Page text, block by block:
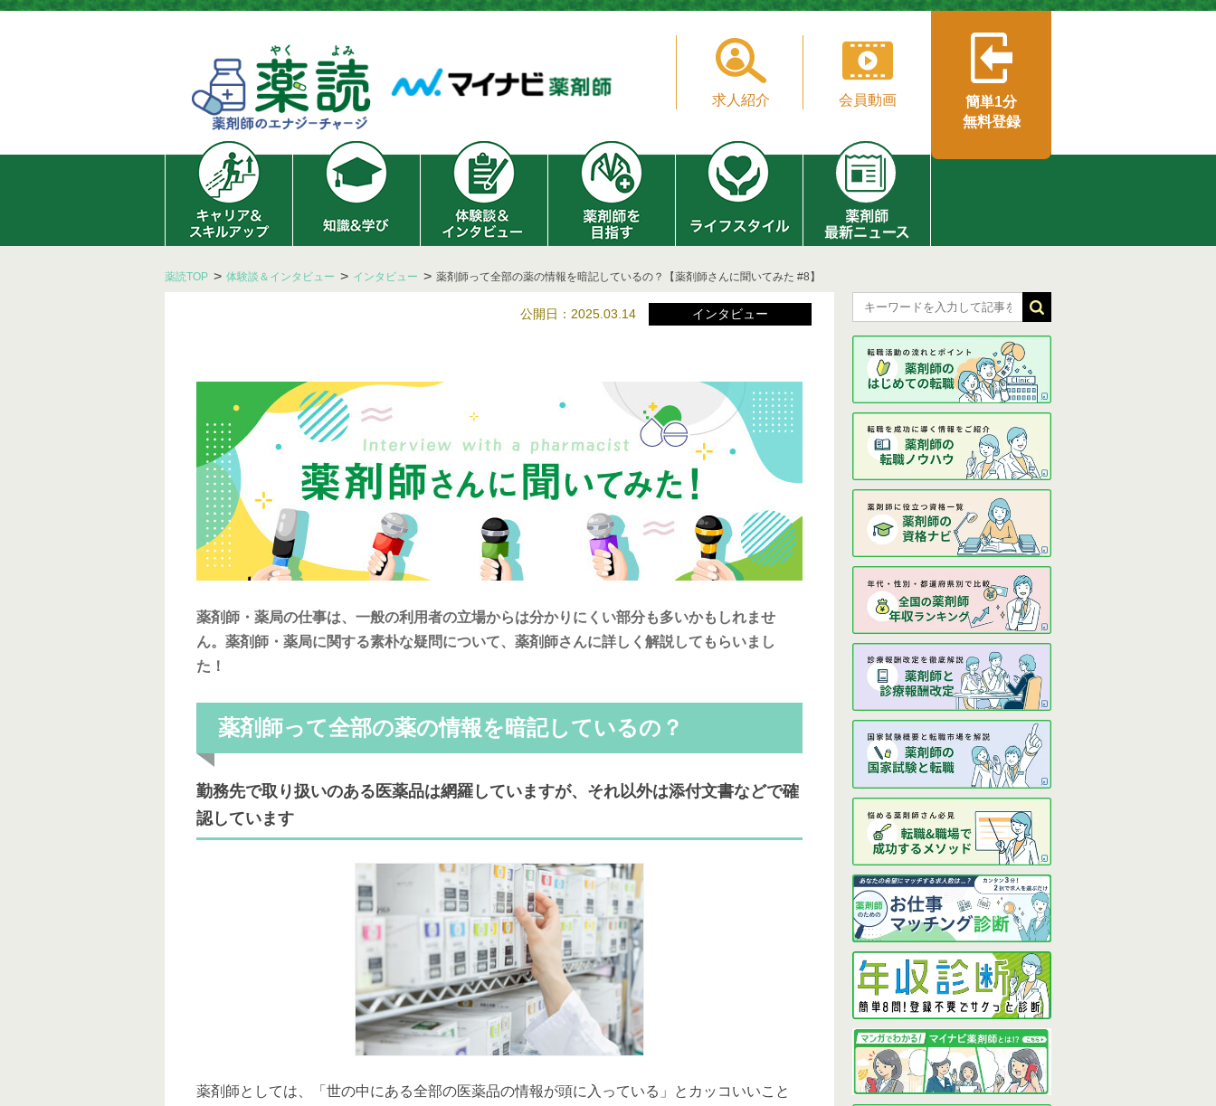
求人紹介 会員動画
簡単1分
無料登録
薬読TOP 体験談＆インタビュー インタビュー 薬剤師って全部の薬の情報を暗記しているの？【薬剤師さんに聞いてみた #8】
公開日：2025.03.14 インタビュー
薬剤師・薬局の仕事は、一般の利用者の立場からは分かりにくい部分も多いかもしれませ
ん。薬剤師・薬局に関する素朴な疑問について、薬剤師さんに詳しく解説してもらいまし
た！
薬剤師って全部の薬の情報を暗記しているの？
勤務先で取り扱いのある医薬品は網羅していますが、それ以外は添付文書などで確
認しています
薬剤師としては、「世の中にある全部の医薬品の情報が頭に入っている」とカッコいいこと